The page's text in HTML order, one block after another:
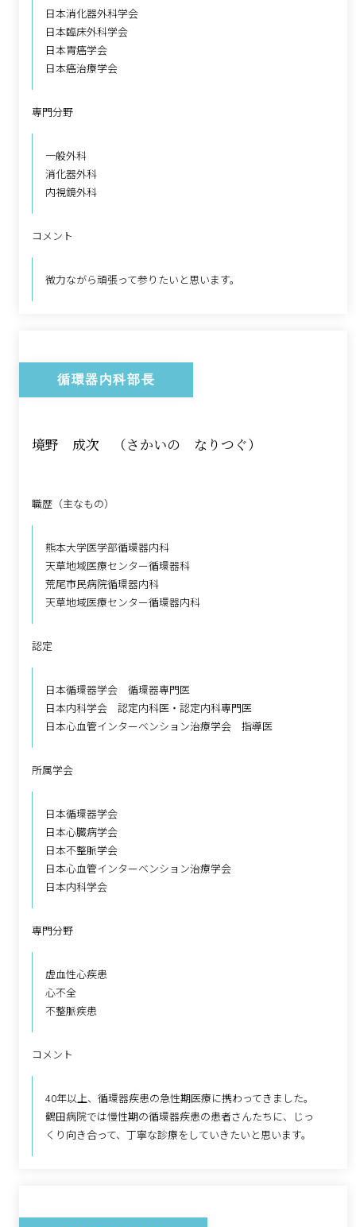
日本消化器外科学会
日本臨床外科学会
日本胃癌学会
日本癌治療学会
専門分野
一般外科
消化器外科
内視鏡外科
コメント
微力ながら頑張って参りたいと思います。
循環器内科部長
境野 成次 （さかいの なりつぐ）
職歴（主なもの）
熊本大学医学部循環器内科
天草地域医療センター循環器科
荒尾市民病院循環器内科
天草地域医療センター循環器内科
認定
日本循環器学会 循環器専門医
日本内科学会 認定内科医・認定内科専門医
日本心血管インターベンション治療学会 指導医
所属学会
日本循環器学会
日本心臓病学会
日本不整脈学会
日本心血管インターベンション治療学会
日本内科学会
専門分野
虚血性心疾患
心不全
不整脈疾患
コメント
40年以上、循環器疾患の急性期医療に携わってきました。
鶴田病院では慢性期の循環器疾患の患者さんたちに、じっ
くり向き合って、丁寧な診療をしていきたいと思います。